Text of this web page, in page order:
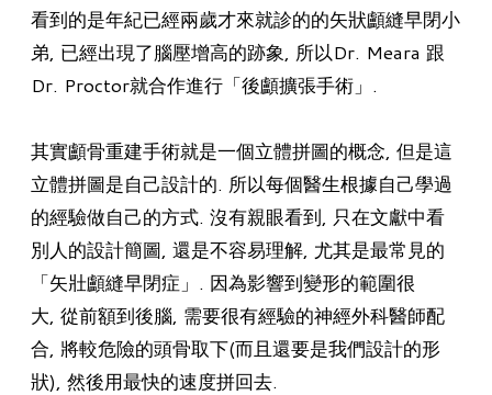
看到的是年紀已經兩歲才來就診的的矢狀顱縫早閉小
弟, 已經出現了腦壓增高的跡象, 所以Dr. Meara 跟
Dr. Proctor就合作進行「後顱擴張手術」.
其實顱骨重建手術就是一個立體拼圖的概念, 但是這
立體拼圖是自己設計的. 所以每個醫生根據自己學過
的經驗做自己的方式. 沒有親眼看到, 只在文獻中看
別人的設計簡圖, 還是不容易理解, 尤其是最常見的
「矢壯顱縫早閉症」. 因為影響到變形的範圍很
大, 從前額到後腦, 需要很有經驗的神經外科醫師配
合, 將較危險的頭骨取下(而且還要是我們設計的形
狀), 然後用最快的速度拼回去.